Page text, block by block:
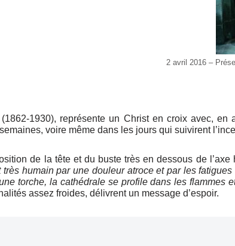
2 avril 2016 –
1930), représente un Christ en croix avec,
voire même dans les jours qui suivirent
de la tête et du buste très en dessous de
très humain par une douleur atroce et par les
torche, la cathédrale se profile dans les flammes
assez froides, délivrent un message d’espoir.